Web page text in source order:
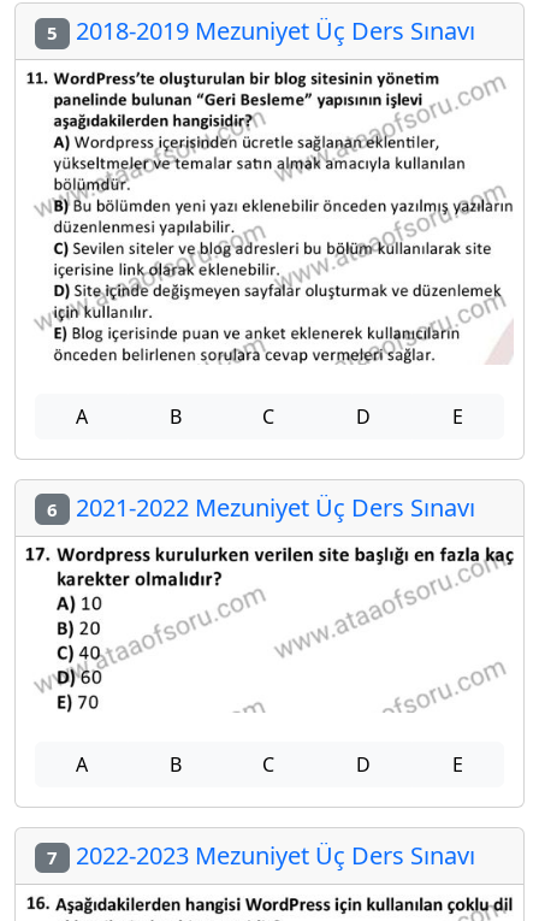
5 2018-2019 Mezuniyet Üç Ders Sınavı
A B C D E
6 2021-2022 Mezuniyet Üç Ders Sınavı
A B C D E
7 2022-2023 Mezuniyet Üç Ders Sınavı